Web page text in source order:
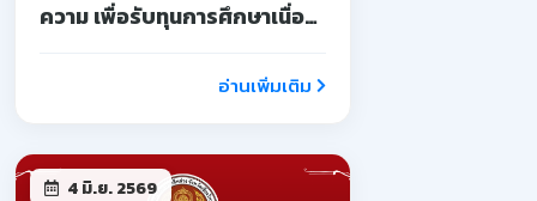
ความ เพื่อรับทุนการศึกษาเนื่อง
อ่านเพิ่มเติม
4 มิ.ย. 2569